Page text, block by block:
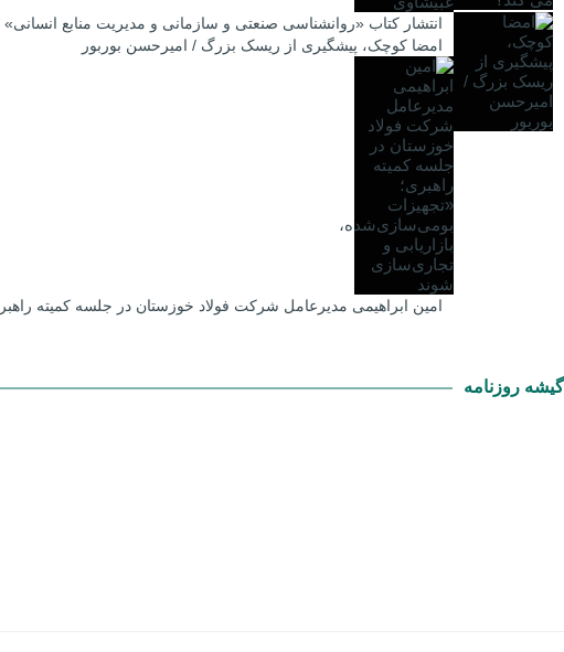
انتشار کتاب «روانشناسی صنعتی و سازمانی و مدیریت منابع
امضا کوچک، پیشگیری از ریسک بزرگ / امیرحسن بوربور
امین ابراهیمی مدیرعامل شرکت فولاد خوزستان در جلسه کمیته
گیشه روزنامه